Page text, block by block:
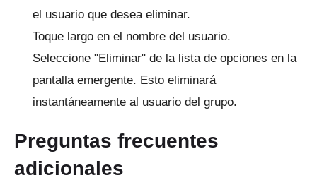
el usuario que desea eliminar.
Toque largo en el nombre del usuario.
Seleccione "Eliminar" de la lista de opciones en la
pantalla emergente. Esto eliminará
instantáneamente al usuario del grupo.
Preguntas frecuentes
adicionales